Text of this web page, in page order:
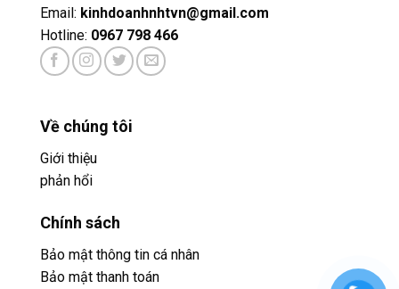
Email: kinhdoanhnhtvn@gmail.com
Hotline: 0967 798 466
Về chúng tôi
Giới thiệu
phản hổi
Chính sách
Bảo mật thông tin cá nhân
Bảo mật thanh toán